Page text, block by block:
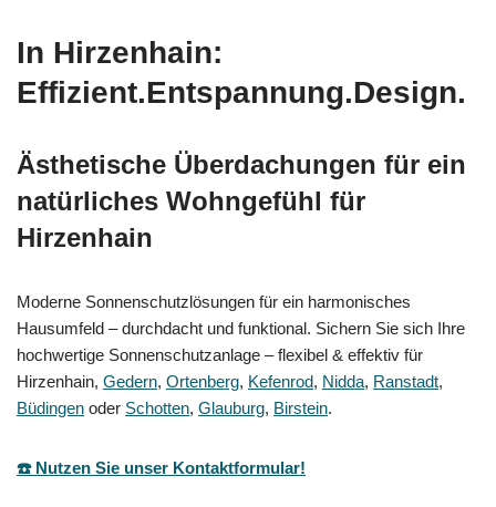
In Hirzenhain:
Effizient.Entspannung.Design.
Ästhetische Überdachungen für ein
natürliches Wohngefühl für
Hirzenhain
Moderne Sonnenschutzlösungen für ein harmonisches
Hausumfeld – durchdacht und funktional. Sichern Sie sich Ihre
hochwertige Sonnenschutzanlage – flexibel & effektiv für
Hirzenhain, Gedern, Ortenberg, Kefenrod, Nidda, Ranstadt,
Büdingen oder Schotten, Glauburg, Birstein.
☎️ Nutzen Sie unser Kontaktformular!